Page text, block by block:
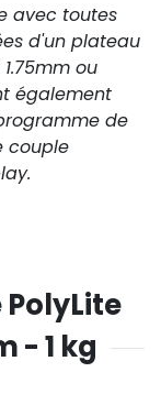
avec toutes
d'un plateau
ou
également
de
couple
- 1 kg